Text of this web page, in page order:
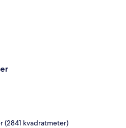
(2841 kvadratmeter)